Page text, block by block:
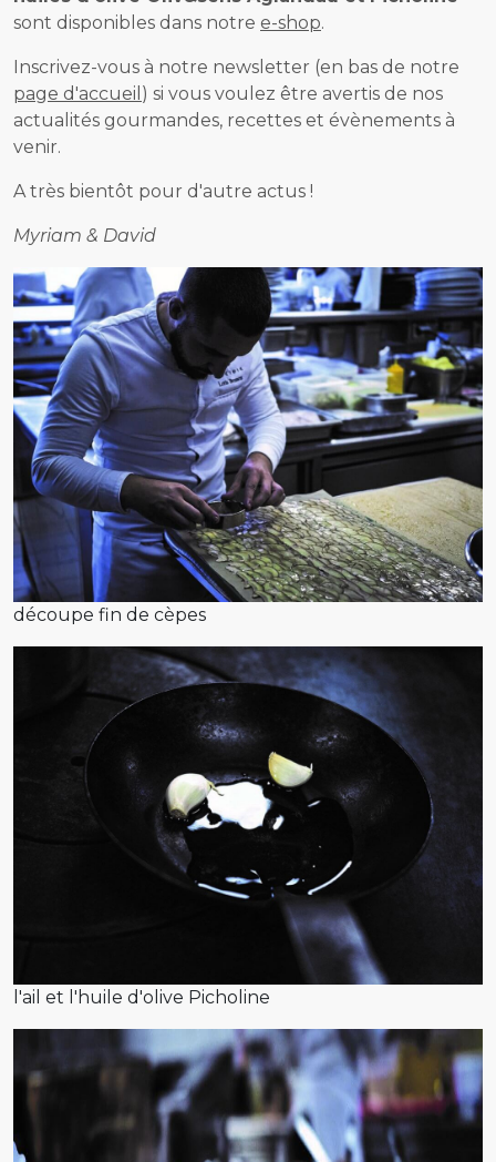
sont disponibles dans notre e-shop.
Inscrivez-vous à notre newsletter (en bas de notre
page d'accueil ) si vous voulez être avertis de nos
actualités gourmandes, recettes et évènements à
venir.
A très bientôt pour d'autre actus !
Myriam & David
découpe fin de cèpes
l'ail et l'huile d'olive Picholine